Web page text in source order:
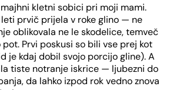
kletni sobici pri moji mami.
prvič prijela v roke glino — ne
oblikovala ne le skodelice, temveč
Prvi poskusi so bili vse prej kot
je kdaj dobil svojo porcijo gline). A
tiste notranje iskrice — ljubezni do
da lahko izpod rok vedno znova